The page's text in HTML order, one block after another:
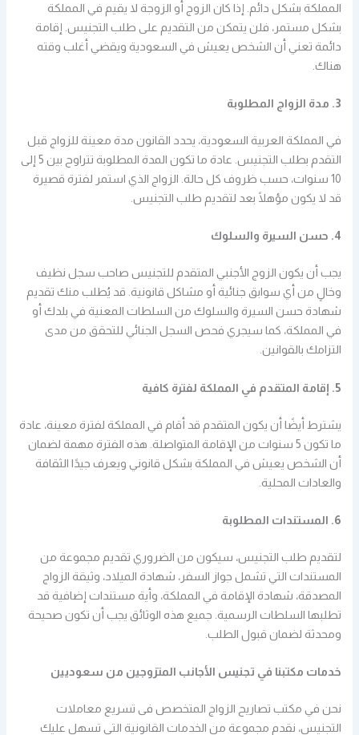
المملكة بشكل دائم. إذا كان الزوج أو الزوجة لا يقيم في المملكة
بشكل مستمر، فلن يتمكن من التقديم على طلب التجنيس. إقامة
دائمة تعني أن الشخص يعيش في السعودية ويقضي أغلب وقته
هناك.
3. مدة الزواج المطلوبة
في المملكة العربية السعودية، يحدد القانون مدة معينة للزواج قبل
التقدم بطلب التجنيس. عادة ما تكون المدة المطلوبة تتراوح بين 5 إلى
10 سنوات، حسب ظروف كل حالة. الزواج الذي استمر لفترة قصيرة
قد لا يكون مؤهلًا بعد لتقديم طلب التجنيس.
4. حسن السيرة والسلوك
يجب أن يكون الزوج الأجنبي المتقدم للتجنيس صاحب سجل نظيف
وخالٍ من أي سوابق جنائية أو مشاكل قانونية. قد يُطلب منك تقديم
شهادة حسن السيرة والسلوك من السلطات المعنية في بلدك أو
في المملكة، كما سيجري فحص السجل الجنائي للتحقق من مدى
التزامك بالقوانين.
5. إقامة المتقدم في المملكة لفترة كافية
يشترط أيضًا أن يكون المتقدم قد أقام في المملكة لفترة معينة، عادة
ما تكون 5 سنوات من الإقامة المتواصلة. هذه الفترة مهمة لضمان
أن الشخص يعيش في المملكة بشكل قانوني ويعرف جيدًا الثقافة
والعادات المحلية.
6. المستندات المطلوبة
لتقديم طلب التجنيس، سيكون من الضروري تقديم مجموعة من
المستندات التي تشمل جواز السفر، شهادة الميلاد، وثيقة الزواج
المصدقة، شهادة الإقامة في المملكة، وأية مستندات إضافية قد
تطلبها السلطات الرسمية. جميع هذه الوثائق يجب أن تكون صحيحة
ومحدثة لضمان قبول الطلب.
خدمات مكتبنا في تجنيس الأجانب المتزوجين من سعوديين
نحن في مكتب تصاريح الزواج المتخصص فى تسريع معاملات
التجنيس، نقدم مجموعة من الخدمات القانونية التي تسهل عليك